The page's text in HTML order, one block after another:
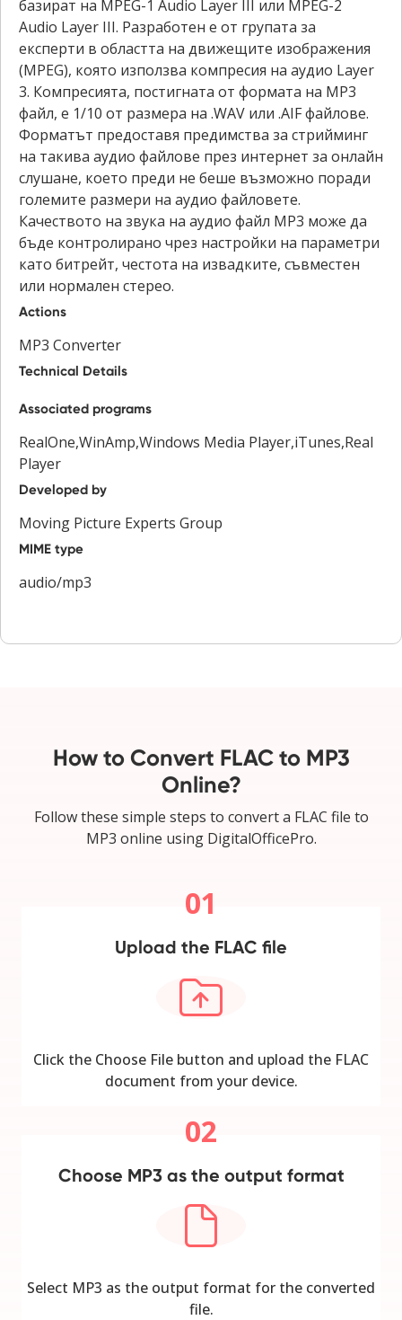
базират на MPEG-1 Audio Layer III или MPEG-2
Audio Layer III. Разработен е от групата за
експерти в областта на движещите изображения
(MPEG), която използва компресия на аудио Layer
3. Компресията, постигната от формата на MP3
файл, е 1/10 от размера на .WAV или .AIF файлове.
Форматът предоставя предимства за стрийминг
на такива аудио файлове през интернет за онлайн
слушане, което преди не беше възможно поради
големите размери на аудио файловете.
Качеството на звука на аудио файл MP3 може да
бъде контролирано чрез настройки на параметри
като битрейт, честота на извадките, съвместен
или нормален стерео.
Actions
MP3 Converter
Technical Details
Associated programs
RealOne,WinAmp,Windows Media Player,iTunes,Real
Player
Developed by
Moving Picture Experts Group
MIME type
audio/mp3
How to Convert FLAC to MP3
Online?
Follow these simple steps to convert a FLAC file to
MP3 online using DigitalOfficePro.
01
Upload the FLAC file
Click the Choose File button and upload the FLAC
document from your device.
02
Choose MP3 as the output format
Select MP3 as the output format for the converted
file.